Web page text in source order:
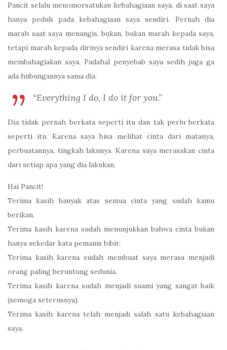
Pancit selalu menomorsatukan kebahagiaan saya, di saat saya
hanya peduli pada kebahagiaan saya sendiri. Pernah dia
marah saat saya menangis, bukan, bukan marah kepada saya,
tetapi marah kepada dirinya sendiri karena merasa tidak bisa
membahagiakan saya. Padahal penyebab saya sedih juga ga
ada hubungannya sama dia.
“Everything I do, I do it for you.”
Dia tidak pernah berkata seperti itu dan tak perlu berkata
seperti itu. Karena saya bisa melihat cinta dari matanya,
perbuatannya, tingkah lakunya. Karena saya merasakan cinta
dari setiap apa yang dia lakukan.
Hai Pancit!
Terima kasih banyak atas semua cinta yang sudah kamu
berikan.
Terima kasih karena sudah menunjukkan bahwa cinta bukan
hanya sekedar kata pemanis bibir.
Terima kasih karena sudah membuat saya merasa menjadi
orang paling beruntung sedunia.
Terima kasih karena sudah menjadi suami yang sangat baik
(semoga seterusnya).
Terima kasih karena telah menjadi salah satu kebahagiaan
saya.